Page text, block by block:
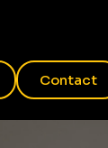
Contact